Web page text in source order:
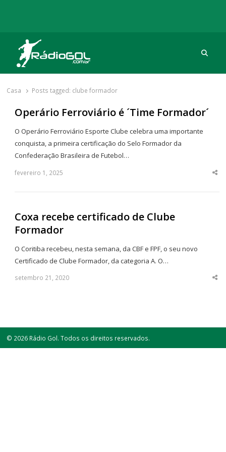
Rádio Gol
Há mais de 20 anos com as melhores coberturas
Casa Posts tagged: clube formador
Operário Ferroviário é ´Time Formador´
O Operário Ferroviário Esporte Clube celebra uma importante
conquista, a primeira certificação do Selo Formador da
Confederação Brasileira de Futebol…
fevereiro 1, 2025
Coxa recebe certificado de Clube
Formador
O Coritiba recebeu, nesta semana, da CBF e FPF, o seu novo
Certificado de Clube Formador, da categoria A. O…
setembro 21, 2020
© 2026 Rádio Gol. Todos os direitos reservados.